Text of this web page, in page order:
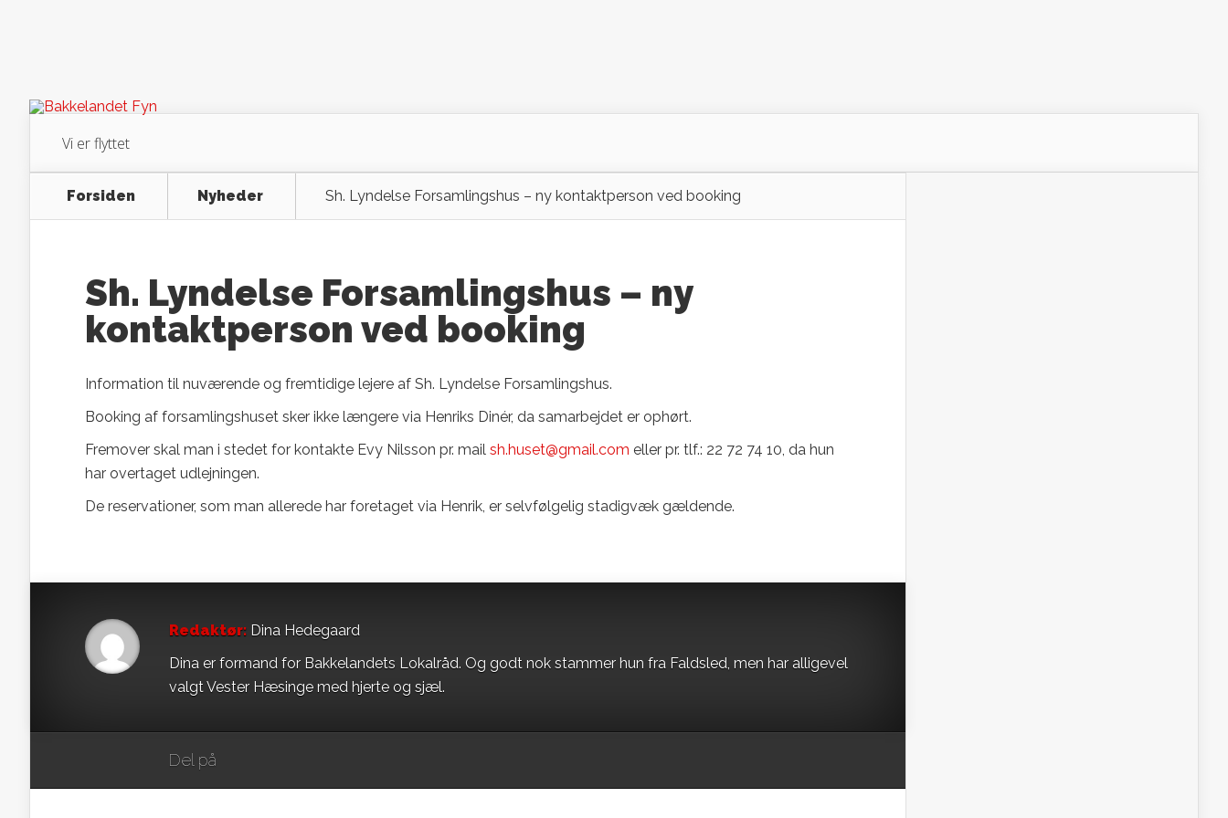
Vi er flyttet
Forsiden Nyheder Sh. Lyndelse Forsamlingshus – ny kontaktperson ved booking
Sh. Lyndelse Forsamlingshus – ny
kontaktperson ved booking
Information til nuværende og fremtidige lejere af Sh. Lyndelse Forsamlingshus.
Booking af forsamlingshuset sker ikke længere via Henriks Dinér, da samarbejdet er ophørt.
Fremover skal man i stedet for kontakte Evy Nilsson pr. mail sh.huset@gmail.com eller pr. tlf.: 22 72 74 10, da hun
har overtaget udlejningen.
De reservationer, som man allerede har foretaget via Henrik, er selvfølgelig stadigvæk gældende.
Redaktør: Dina Hedegaard
Dina er formand for Bakkelandets Lokalråd. Og godt nok stammer hun fra Faldsled, men har alligevel
valgt Vester Hæsinge med hjerte og sjæl.
Del på